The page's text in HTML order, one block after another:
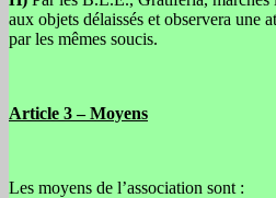
aux objets délaissés et observera
par les mêmes soucis.
Article 3 – Moyens
Les moyens de l’association sont :